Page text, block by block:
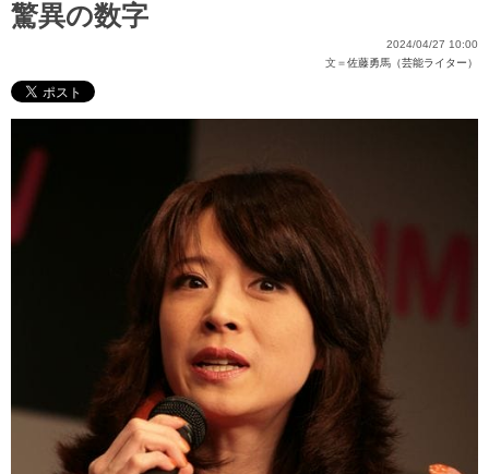
驚異の数字
2024/04/27 10:00
文＝佐藤勇馬（芸能ライター）